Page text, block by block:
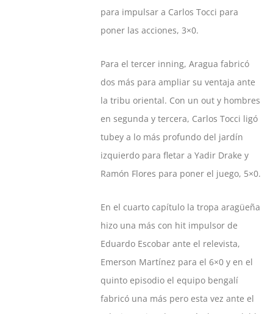
para impulsar a Carlos Tocci para
poner las acciones, 3×0.
Para el tercer inning, Aragua fabricó
dos más para ampliar su ventaja ante
la tribu oriental. Con un out y hombres
en segunda y tercera, Carlos Tocci ligó
tubey a lo más profundo del jardín
izquierdo para fletar a Yadir Drake y
Ramón Flores para poner el juego, 5×0.
En el cuarto capítulo la tropa aragüeña
hizo una más con hit impulsor de
Eduardo Escobar ante el relevista,
Emerson Martínez para el 6×0 y en el
quinto episodio el equipo bengalí
fabricó una más pero esta vez ante el